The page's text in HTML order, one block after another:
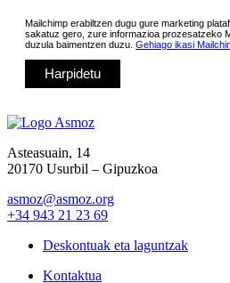
Mailchimp erabiltzen dugu gure marketing
sakatuz gero, zure informazioa prozesatzeko
duzula baimentzen duzu. Gehiago ikasi
Asteasuain, 14
20170 Usurbil – Gipuzkoa
asmoz@asmoz.org
+34 943 21 23 69
Deskontuak eta laguntzak
Kontaktua